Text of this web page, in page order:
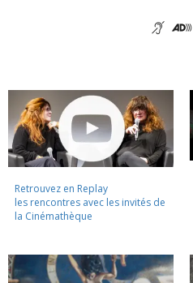
Retrouvez en Replay
les rencontres avec les invités de
la Cinémathèque